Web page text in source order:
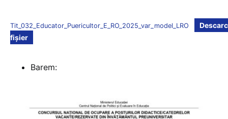
Tit_032_Educator_Puericultor_E_RO_2025_var_model_LRO
fișier
Barem: